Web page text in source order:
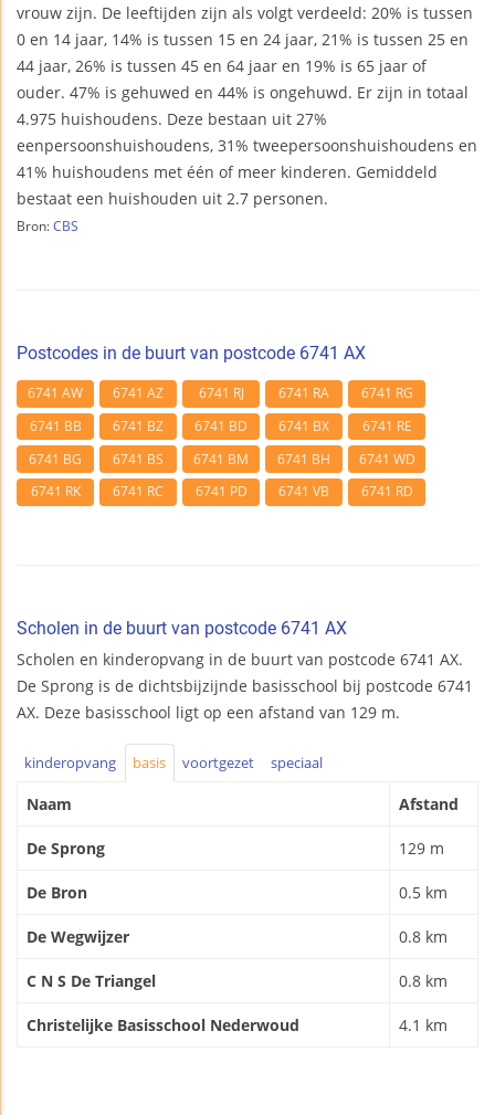
vrouw zijn. De leeftijden zijn als volgt verdeeld: 20% is tussen
0 en 14 jaar, 14% is tussen 15 en 24 jaar, 21% is tussen 25 en
44 jaar, 26% is tussen 45 en 64 jaar en 19% is 65 jaar of
ouder. 47% is gehuwed en 44% is ongehuwd. Er zijn in totaal
4.975 huishoudens. Deze bestaan uit 27%
eenpersoonshuishoudens, 31% tweepersoonshuishoudens en
41% huishoudens met één of meer kinderen. Gemiddeld
bestaat een huishouden uit 2.7 personen.
Bron: CBS
Postcodes in de buurt van postcode 6741 AX
6741 AW 6741 AZ 6741 RJ 6741 RA
6741 RG
6741 BB
6741 BZ 6741 BD 6741 BX
6741 RE
6741 BG
6741 BS 6741 BM 6741 BH
6741 WD
6741 RK
6741 RC 6741 PD 6741 VB 6741 RD
Scholen in de buurt van postcode 6741 AX
Scholen en kinderopvang in de buurt van postcode 6741 AX.
De Sprong is de dichtsbijzijnde basisschool bij postcode 6741
AX. Deze basisschool ligt op een afstand van 129 m.
kinderopvang basis voortgezet speciaal
Naam Afstand
De Sprong 129 m
De Bron 0.5 km
De Wegwijzer 0.8 km
C N S De Triangel 0.8 km
Christelijke Basisschool Nederwoud 4.1 km